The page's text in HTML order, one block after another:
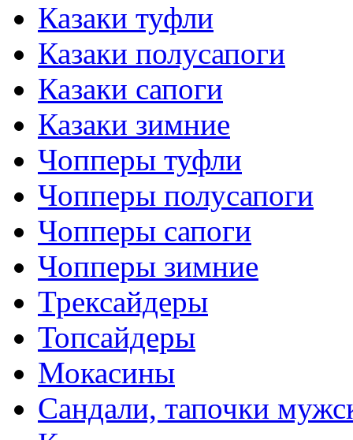
Казаки туфли
Казаки полусапоги
Казаки сапоги
Казаки зимние
Чопперы туфли
Чопперы полусапоги
Чопперы сапоги
Чопперы зимние
Трексайдеры
Топсайдеры
Мокасины
Сандали, тапочки